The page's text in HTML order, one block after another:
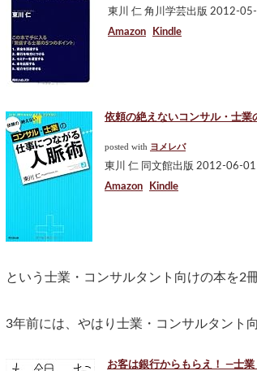
東川 仁 角川学芸出版 2012-
Amazon
Kindle
依頼の絶えないコンサル・士業
posted with ヨメレバ
東川 仁 同文館出版 2012-06-01
Amazon
Kindle
という士業・コンサルタント向けの本を2
3年前には、やはり士業・コンサルタント
お客は銀行からもらえ！ ―士